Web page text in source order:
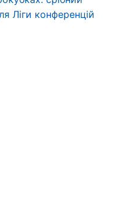
Ліги конференцій